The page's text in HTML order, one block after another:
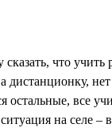
что учить
дистанционку,
все
на селе –